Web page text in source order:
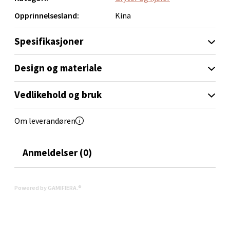
Opprinnelsesland:
Kina
Spesifikasjoner
Design og materiale
Vedlikehold og bruk
Om leverandøren
Anmeldelser (0)
Powered by GAMIFIERA.®
Aunasenteret, Sunndalsvegen 3, 7340 Oppdal
Åpent i dag 10-19
Orkanger - Thon Senter Orkanger
Orkanger
Åpent i dag 09-20